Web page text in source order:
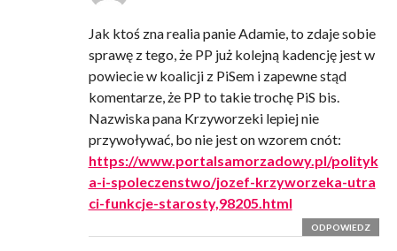
Jak ktoś zna realia panie Adamie, to zdaje sobie
sprawę z tego, że PP już kolejną kadencję jest w
powiecie w koalicji z PiSem i zapewne stąd
komentarze, że PP to takie trochę PiS bis.
Nazwiska pana Krzyworzeki lepiej nie
przywoływać, bo nie jest on wzorem cnót:
https://www.portalsamorzadowy.pl/polityk
a-i-spoleczenstwo/jozef-krzyworzeka-utra
ci-funkcje-starosty,98205.html
ODPOWIEDZ